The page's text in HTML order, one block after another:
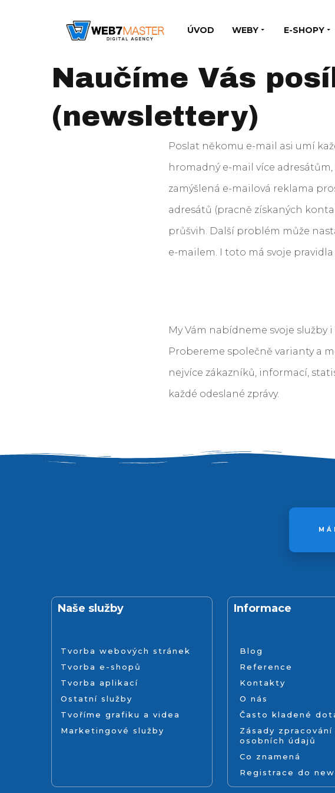
ÚVOD WEBY E-SHOPY
Naučíme Vás
(newslettery)
Poslat někomu e-mail asi umí
hromadný e-mail více
zamýšlená e-mailová reklama
adresátů (pracně získaných
průšvih. Další problém může
e-mailem. I toto má svoje
My Vám nabídneme svoje
Probereme společně varianty a
nejvíce zákazníků, informací,
každé odeslané zprávy.
Naše služby
Tvorba webových stránek
Tvorba e-shopů
Tvorba aplikací
Ostatní služby
Tvoříme grafiku a videa
Marketingové služby
Informace
Blog
Reference
Kontakty
O nás
Často kladené
Zásady zpracování
osobních údajů
Co znamená
Registrace do